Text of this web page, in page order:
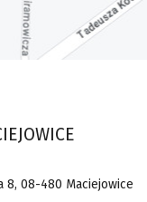
8, 08-480 Maciejowice